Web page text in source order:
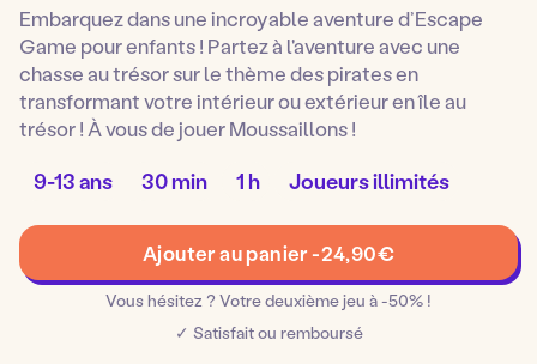
Embarquez dans une incroyable aventure d’Escape
Game pour enfants ! Partez à l'aventure avec une
chasse au trésor sur le thème des pirates en
transformant votre intérieur ou extérieur en île au
trésor ! À vous de jouer Moussaillons !
Âge
pour
:
9-13 ans
Temps
de30 min
Temps
1 h
Nombre
deJoueurs illimités
de
Le
maudit
Ajouter au panier -24,90€
Vous hésitez ? Votre deuxième jeu à -50% !
✓ Satisfait ou remboursé